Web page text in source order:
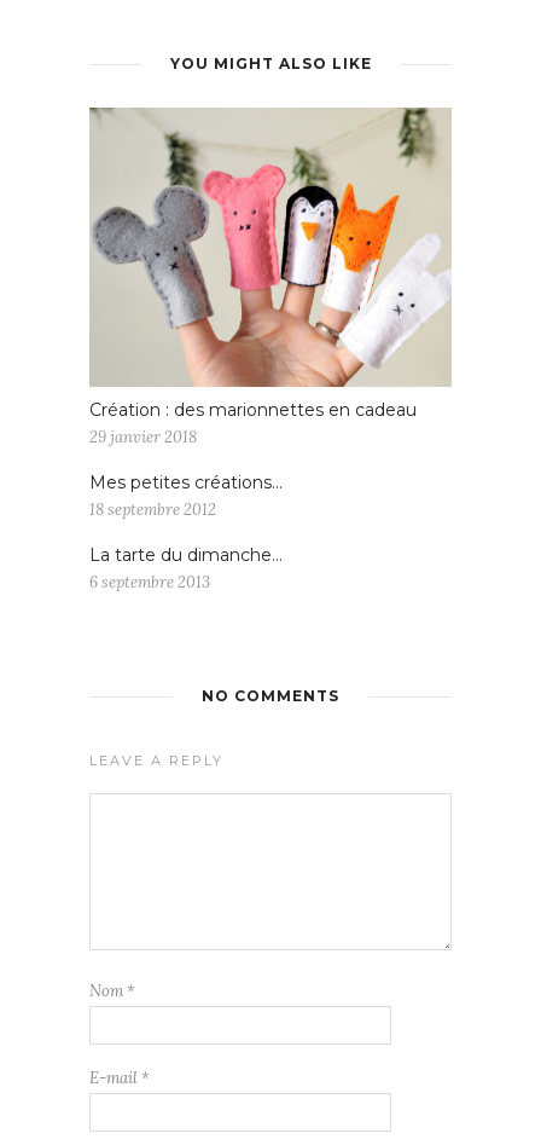
YOU MIGHT ALSO LIKE
Création : des marionnettes en cadeau
29 janvier 2018
Mes petites créations…
18 septembre 2012
La tarte du dimanche…
6 septembre 2013
NO COMMENTS
LEAVE A REPLY
Nom *
E-mail *